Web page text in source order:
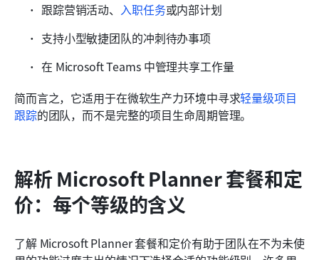
跟踪营销活动、 入职任务或内部计划
支持小型敏捷团队的冲刺待办事项
在 Microsoft Teams 中管理共享工作量
简而言之，它适用于在微软生产力环境中寻求轻量级项目
跟踪的团队，而不是完整的项目生命周期管理。
解析 Microsoft Planner 套餐和定
价：每个等级的含义
了解 Microsoft Planner 套餐和定价有助于团队在不为未使